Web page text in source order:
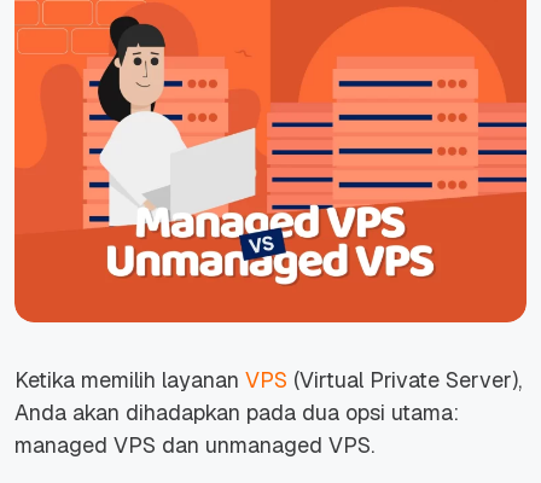
Ketika memilih layanan VPS (Virtual Private Server),
Anda akan dihadapkan pada dua opsi utama:
managed VPS dan unmanaged VPS.